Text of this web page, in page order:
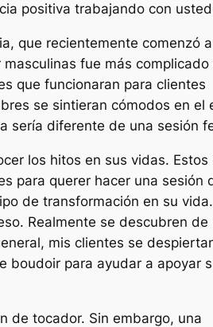
positiva trabajando con
que recientemente comenzó
fue más complicado
que funcionaran para clientes
se sintieran cómodos en el
sería diferente de una sesión
los hitos en sus vidas. Estos
para querer hacer una sesión
de transformación en su
Realmente se descubren de
mis clientes se
boudoir para ayudar a apoyar
de tocador. Sin embargo, una